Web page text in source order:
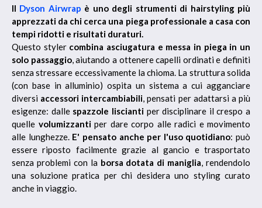
Il Dyson Airwrap è uno degli strumenti di hairstyling più
apprezzati da chi cerca una piega professionale a casa con
tempi ridotti e risultati duraturi.
Questo styler combina asciugatura e messa in piega in un
solo passaggio, aiutando a ottenere capelli ordinati e definiti
senza stressare eccessivamente la chioma. La struttura solida
(con base in alluminio) ospita un sistema a cui agganciare
diversi accessori intercambiabili, pensati per adattarsi a più
esigenze: dalle spazzole lisciantiper disciplinare il crespo a
quelle volumizzanti per dare corpo alle radici e movimento
alle lunghezze. E' pensato anche per l'uso quotidiano: può
essere riposto facilmente grazie al gancio e trasportato
senza problemi con la borsa dotata di maniglia, rendendolo
una soluzione pratica per chi desidera uno styling curato
anche in viaggio.